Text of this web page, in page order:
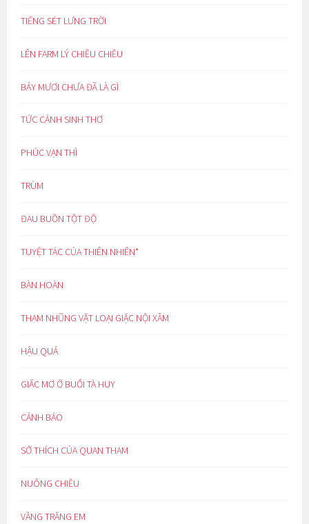
TIẾNG SÉT LƯNG TRỜI
LÊN FARM LÝ CHIỀU CHIỀU
BẢY MƯƠI CHƯA ĐÃ LÀ GÌ
TỨC CẢNH SINH THƠ
PHÚC VẠN THÌ
TRÙM
ĐAU BUỒN TỘT ĐỘ
TUYỆT TÁC CỦA THIÊN NHIÊN*
BÀN HOÀN
THAM NHŨNG VẶT LOẠI GIẶC NỘI XÂM
HẬU QUẢ
GIẤC MƠ Ở BUỔI TÀ HUY
CẢNH BÁO
SỞ THÍCH CỦA QUAN THAM
NUÔNG CHIỀU
VẦNG TRĂNG EM